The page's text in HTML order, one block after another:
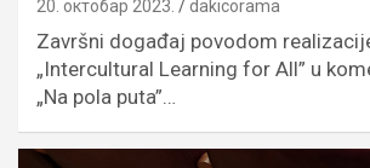
20. октобар 2023. dakicorama
Završni događaj povodom
„Intercultural Learning for All” u
„Na pola puta”…